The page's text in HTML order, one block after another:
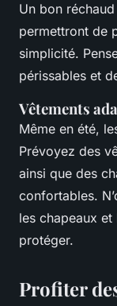
Un bon
permettront de
simplicité.
périssables et
Vêtements
Même en été,
Prévoyez des
ainsi que des
confortables.
les chapeaux
protéger.
Profiter